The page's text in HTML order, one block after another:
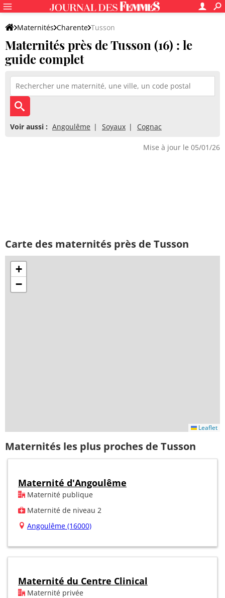
Maternités Charente Tusson
Maternités près de Tusson (16) : le
guide complet
Voir aussi : Angoulême Soyaux Cognac
Mise à jour le 05/01/26
Carte des maternités près de Tusson
+
−
Leaflet
Maternités les plus proches de Tusson
Maternité d'Angoulême
Maternité publique
Maternité de niveau 2
Angoulême (16000)
Maternité du Centre Clinical
Maternité privée